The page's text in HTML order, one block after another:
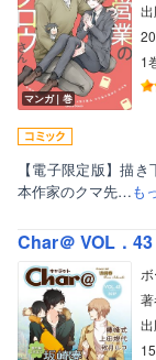
マンガ｜巻
1
【電子限定版】描
本作家のクマ先…も
Char＠ VOL．43